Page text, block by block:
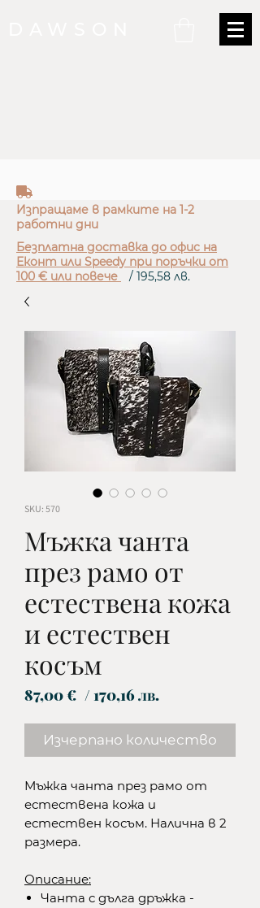
truck
Изпращаме в рамките на 1-2
работни дни
Безплатна доставка до офис на
Еконт или Speedy при поръчки от
100 € или повече
/ 195,58 лв.
SKU: 570
Мъжка чанта
през рамо от
естествена кожа
и естествен
косъм
87,00 € / 170,16 лв.Цена
Изчерпано количество
Мъжка чанта през рамо от
естествена кожа и
естествен косъм. Налична в 2
размера.
Описание:
Чанта с дълга дръжка -